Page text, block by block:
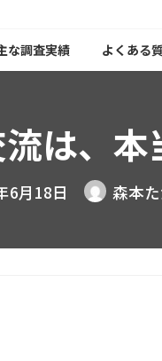
な調査実績 よくある
は、
6月18日 森本